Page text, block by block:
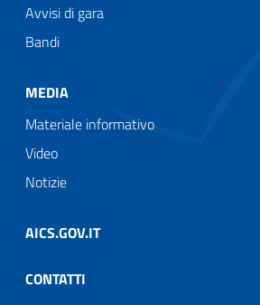
Avvisi di gara
Bandi
MEDIA
Materiale informativo
Video
Notizie
AICS.GOV.IT
CONTATTI